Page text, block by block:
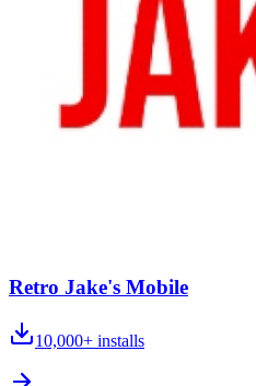
Retro Jake's Mobile
10,000+ installs